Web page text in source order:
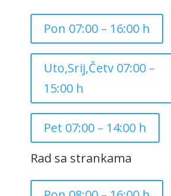
Pon 07:00 – 16:00 h
Uto,Srij,Četv 07:00 –
15:00 h
Pet 07:00 – 14:00 h
Rad sa strankama